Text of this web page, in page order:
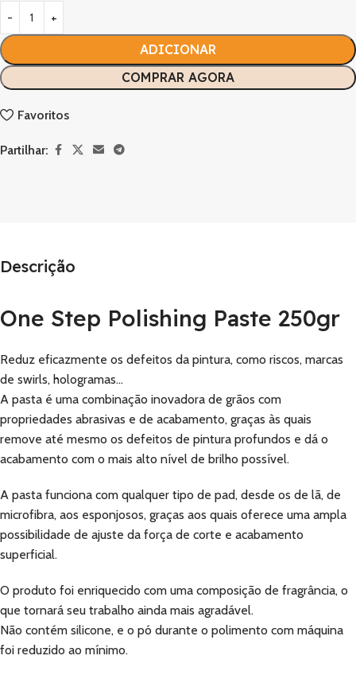
ADICIONAR
COMPRAR AGORA
Favoritos
Partilhar:
Descrição
One Step Polishing Paste 250gr
Reduz eficazmente os defeitos da pintura, como riscos, marcas
de swirls, hologramas…
A pasta é uma combinação inovadora de grãos com
propriedades abrasivas e de acabamento, graças às quais
remove até mesmo os defeitos de pintura profundos e dá o
acabamento com o mais alto nível de brilho possível.
A pasta funciona com qualquer tipo de pad, desde os de lã, de
microfibra, aos esponjosos, graças aos quais oferece uma ampla
possibilidade de ajuste da força de corte e acabamento
superficial.
O produto foi enriquecido com uma composição de fragrância, o
que tornará seu trabalho ainda mais agradável.
Não contém silicone, e o pó durante o polimento com máquina
foi reduzido ao mínimo.